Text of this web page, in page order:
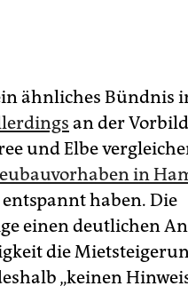
ähnliches Bündnis
an der
und Elbe
in
haben. Die
einen deutlichen
die
„keinen